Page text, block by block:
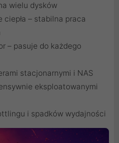
wielu dysków
– stabilna praca
– pasuje do każdego
stacjonarnymi i NAS
eksploatowanymi
i spadków wydajności